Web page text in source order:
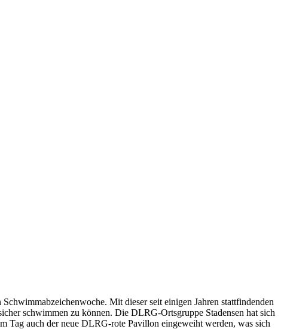
Mit dieser seit einigen Jahren stattfindenden
schwimmen zu können. Die DLRG-Ortsgruppe Stadensen hat sich
Tag auch der neue DLRG-rote Pavillon eingeweiht werden, was sich